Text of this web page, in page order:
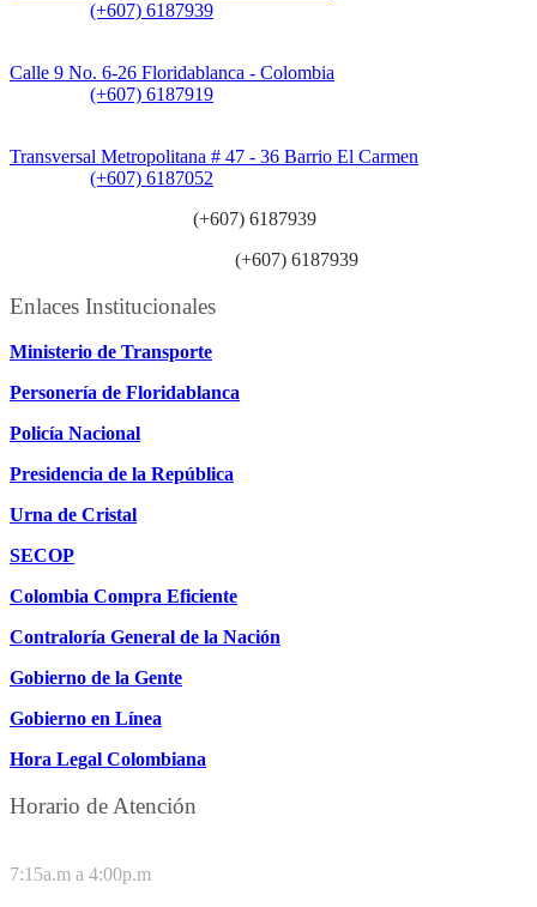
(+607) 6187939
Calle 9 No. 6-26 Floridablanca - Colombia
(+607) 6187919
Transversal Metropolitana # 47 - 36 Barrio El Carmen
(+607) 6187052
(+607) 6187939
(+607) 6187939
Enlaces Institucionales
Ministerio de Transporte
Personería de Floridablanca
Policía Nacional
Presidencia de la República
Urna de Cristal
SECOP
Colombia Compra Eficiente
Contraloría General de la Nación
Gobierno de la Gente
Gobierno en Línea
Hora Legal Colombiana
Horario de Atención
7:15a.m a 4:00p.m